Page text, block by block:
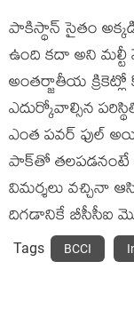
పాకిస్థాన్ సైతం
ఉంది కదా అని మల్టీ
అంతర్జాతీయ
ఎదుర్కోవాల్సిన
ఎంత పవర్ ఫుల్
పాక్‌తో తలపడనంటే
విమర్శలు వచ్చినా
దిగడానికే బీసీసీఐ
Tags BCCI